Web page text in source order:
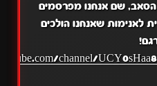
שם אנחנו מפרסמים
לאנימות שאנחנו הולכים
channel/